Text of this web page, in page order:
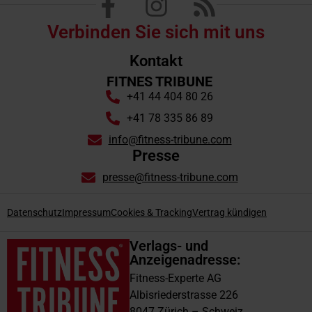
Verlags- und
Anzeigenadresse:
Fitness-Experte AG
Albisriederstrasse 226
Kontakt
FITNES TRIBUNE
+41 44 404 80 26
+41 78 335 86 89
info@fitness-tribune.com
Presse
presse@fitness-tribune.com
Verbinden Sie sich mit uns
DatenschutzImpressumCookies & TrackingVertrag kündigen